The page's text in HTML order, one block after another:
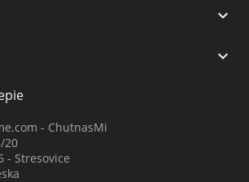


- ChutnasMi
20
- Stresovice